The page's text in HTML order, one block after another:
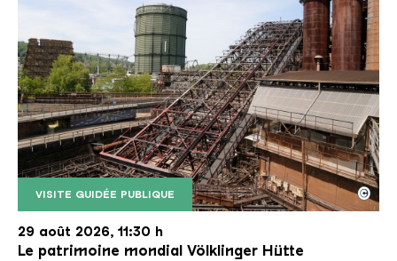
VISITE GUIDÉE PUBLIQUE
Le monte-charge incliné de la Völklinger Hütte
Copyright: Weltkulturerbe Völklinger Hütte | Karl
©
29 août 2026, 11:30 h
Le patrimoine mondial Völklinger Hütte